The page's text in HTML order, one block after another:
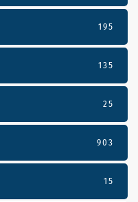
195
135
25
903
15